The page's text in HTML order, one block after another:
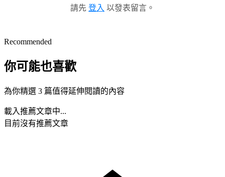
請先 登入 以發表留言。
Recommended
你可能也喜歡
為你精選 3 篇值得延伸閱讀的內容
載入推薦文章中...
目前沒有推薦文章